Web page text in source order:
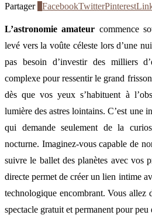
Partager FacebookTwitterPinterest
L’astronomie amateur commence
levé vers la voûte céleste lors d’une
pas besoin d’investir des milliers
complexe pour ressentir le grand
dès que vos yeux s’habituent à
lumière des astres lointains. C’est une
qui demande seulement de la
nocturne. Imaginez-vous capable de
suivre le ballet des planètes avec vos
directe permet de créer un lien intime
technologique encombrant. Vous
spectacle gratuit et permanent pour peu